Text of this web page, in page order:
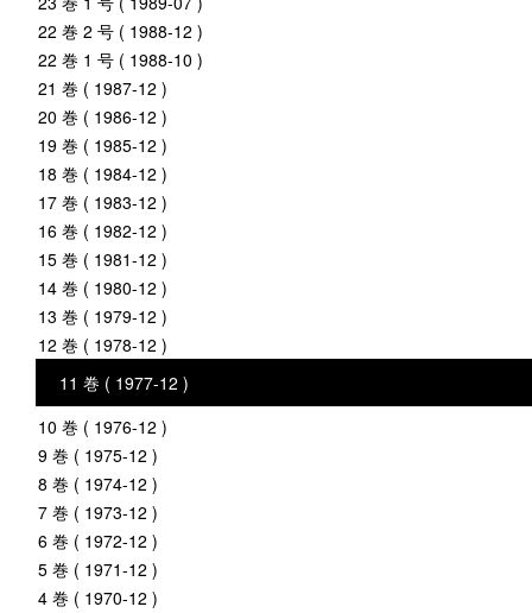
22 巻 2 号 ( 1988-12 )
22 巻 1 号 ( 1988-10 )
21 巻 ( 1987-12 )
20 巻 ( 1986-12 )
19 巻 ( 1985-12 )
18 巻 ( 1984-12 )
17 巻 ( 1983-12 )
16 巻 ( 1982-12 )
15 巻 ( 1981-12 )
14 巻 ( 1980-12 )
13 巻 ( 1979-12 )
12 巻 ( 1978-12 )
11 巻 ( 1977-12 )
10 巻 ( 1976-12 )
9 巻 ( 1975-12 )
8 巻 ( 1974-12 )
7 巻 ( 1973-12 )
6 巻 ( 1972-12 )
5 巻 ( 1971-12 )
4 巻 ( 1970-12 )